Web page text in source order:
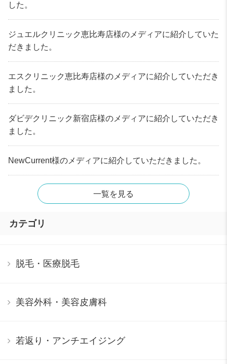
した。
ジュエルクリニック恵比寿店様のメディアに紹介していた
だきました。
エスクリニック恵比寿店様のメディアに紹介していただき
ました。
ダビデクリニック新宿店様のメディアに紹介していただき
ました。
NewCurrent様のメディアに紹介していただきました。
一覧を見る
カテゴリ
脱毛・医療脱毛
美容外科・美容皮膚科
若返り・アンチエイジング